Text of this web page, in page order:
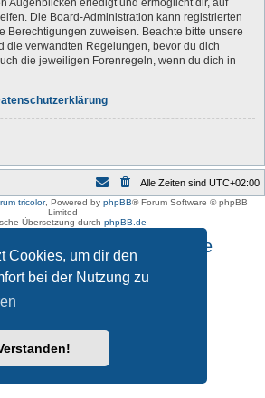
Cookies, um dir den
bei der Nutzung zu
Die Board-Administration kann registrierten
Berechtigungen zuweisen. Beachte bitte unsere
die verwandten Regelungen, bevor du dich
die jeweiligen Forenregeln, wenn du dich in
Alle Zeiten sind UTC+02:00
tricolor, Powered by phpBB® Forum Software © phpBB
Limited
Übersetzung durch phpBB.de
und Datenschutzhinweise